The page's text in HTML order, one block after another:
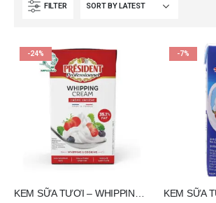
FILTER
-24%
KEM SỮA TƯƠI – WHIPPING CREAM 35,1 % PRESIDENT 1LIT
-7%